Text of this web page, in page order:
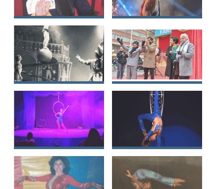
Angelo Bruno Luigi
Yaco Caprario
Morales
Ana María de Jesús
López Martínez
Carolina Andrea
Gómez Miranda
Rogelio Segundo
Celedón San Martín
Tiare Nathalie
Pincheira Becerra
Nancy Graciela
Cárdenas Ahumada